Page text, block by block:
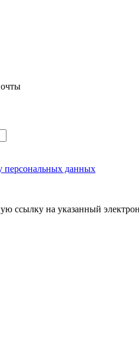
персональных данных
ссылку на указанный